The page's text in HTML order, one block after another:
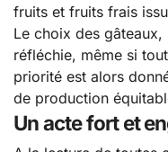
fruits et fruits frais
Le choix des
réfléchie, même si
priorité est alors
de production
Un acte fort et